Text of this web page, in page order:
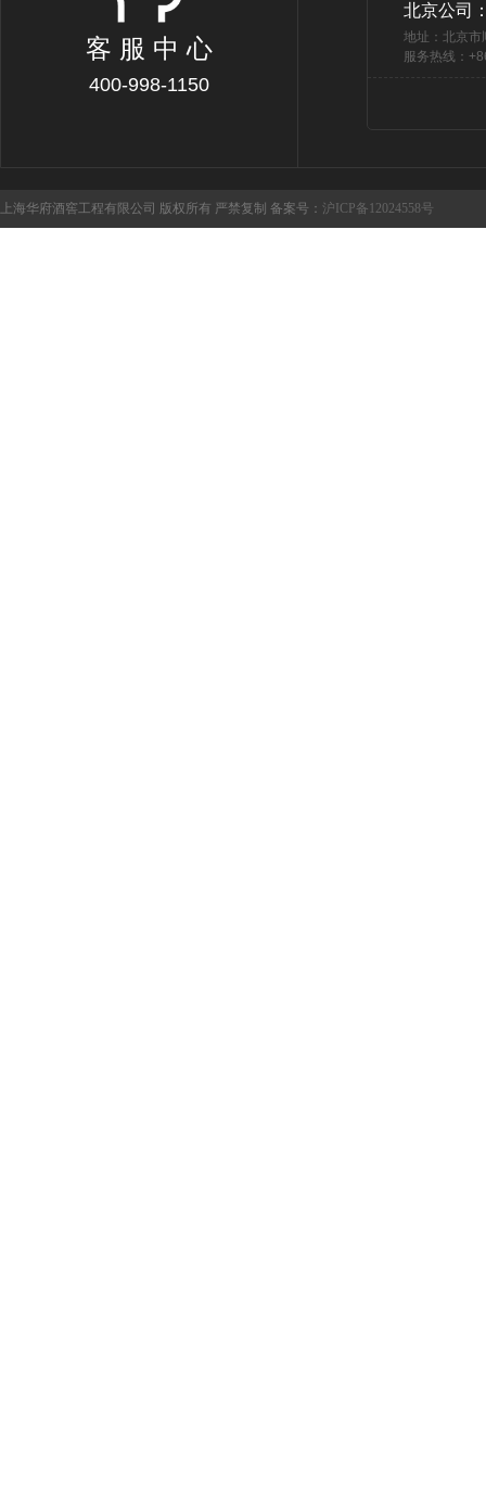
客 服 中 心
400-998-1150
北京公司
地址：北京市
服务热线：
上海华府酒窖工程有限公司 版权所有 严禁复制 备案号： 沪ICP备12024558号